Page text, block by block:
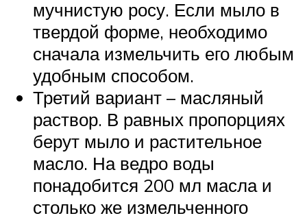
мучнистую росу. Если мыло в
твердой форме, необходимо
сначала измельчить его любым
удобным способом.
Третий вариант – масляный
раствор. В равных пропорциях
берут мыло и растительное
масло. На ведро воды
понадобится 200 мл масла и
столько же измельченного